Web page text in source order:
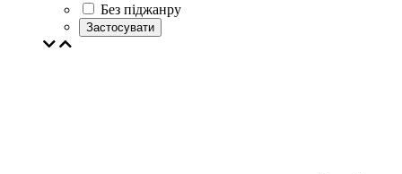
Без піджанру
Застосувати